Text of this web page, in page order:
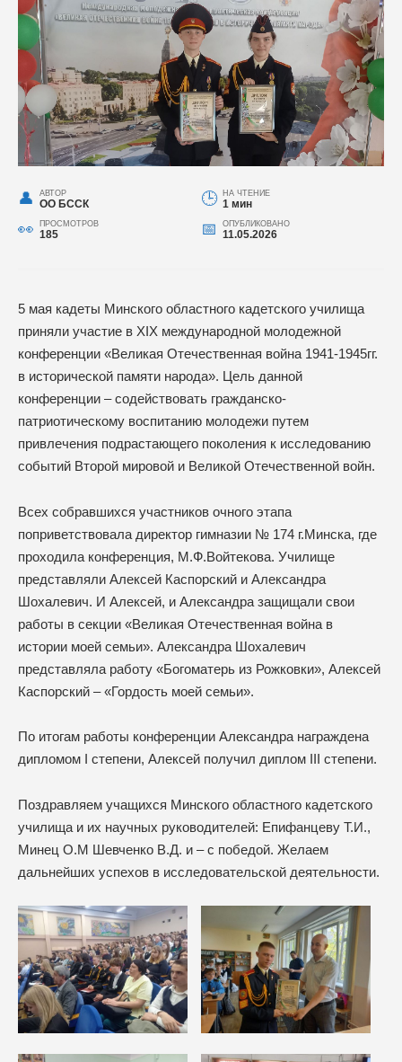
АВТОР
ОО БССК
НА ЧТЕНИЕ
1 мин
ПРОСМОТРОВ
185
ОПУБЛИКОВАНО
11.05.2026
5 мая кадеты Минского областного кадетского училища
приняли участие в XIX международной молодежной
конференции «Великая Отечественная война 1941-1945гг.
в исторической памяти народа». Цель данной
конференции – содействовать гражданско-
патриотическому воспитанию молодежи путем
привлечения подрастающего поколения к исследованию
событий Второй мировой и Великой Отечественной войн.
Всех собравшихся участников очного этапа
поприветствовала директор гимназии № 174 г.Минска, где
проходила конференция, М.Ф.Войтекова. Училище
представляли Алексей Каспорский и Александра
Шохалевич. И Алексей, и Александра защищали свои
работы в секции «Великая Отечественная война в
истории моей семьи». Александра Шохалевич
представляла работу «Богоматерь из Рожковки», Алексей
Каспорский – «Гордость моей семьи».
По итогам работы конференции Александра награждена
дипломом I степени, Алексей получил диплом III степени.
Поздравляем учащихся Минского областного кадетского
училища и их научных руководителей: Епифанцеву Т.И.,
Минец О.М Шевченко В.Д. и – с победой. Желаем
дальнейших успехов в исследовательской деятельности.